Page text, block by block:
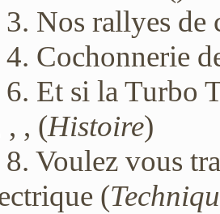
3. Nos rallyes de
4. Cochonnerie
6. Et si la Turbo
, , (Histoire)
8. Voulez vous
(